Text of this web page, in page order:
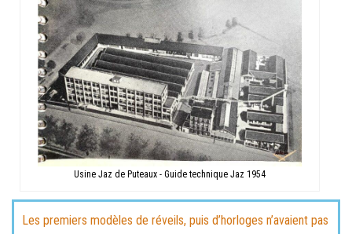
Usine Jaz de Puteaux - Guide technique Jaz 1954
Les premiers modèles de réveils, puis d’horloges n’avaient pas